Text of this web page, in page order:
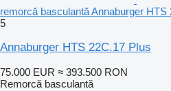
remorcă basculantă Annaburger HTS
5
Annaburger HTS 22C.17 Plus
75.000 EUR ≈ 393.500 RON
Remorcă basculantă